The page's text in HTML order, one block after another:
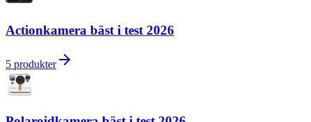
Actionkamera bäst i test 2026
5 produkter